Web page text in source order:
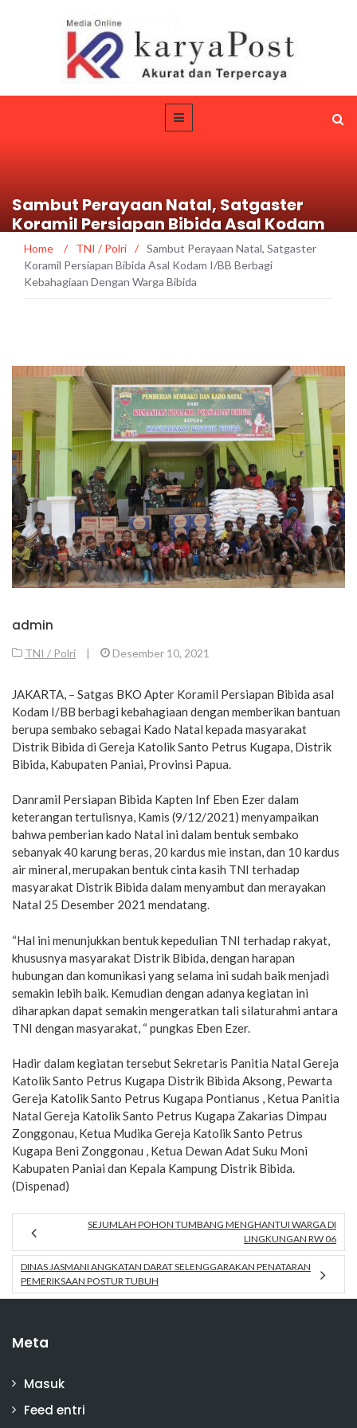
Sambut Perayaan Natal, Satgaster
Koramil Persiapan Bibida Asal Kodam
I/BB Berbagi Kebahagiaan Dengan
Warga Bibida
Home / TNI / Polri / Sambut Perayaan Natal, Satgaster
Koramil Persiapan Bibida Asal Kodam I/BB Berbagi
Kebahagiaan Dengan Warga Bibida
admin
TNI / Polri | Desember 10, 2021
JAKARTA, – Satgas BKO Apter Koramil Persiapan Bibida asal
Kodam I/BB berbagi kebahagiaan dengan memberikan bantuan
berupa sembako sebagai Kado Natal kepada masyarakat
Distrik Bibida di Gereja Katolik Santo Petrus Kugapa, Distrik
Bibida, Kabupaten Paniai, Provinsi Papua.
Danramil Persiapan Bibida Kapten Inf Eben Ezer dalam
keterangan tertulisnya, Kamis (9/12/2021) menyampaikan
bahwa pemberian kado Natal ini dalam bentuk sembako
sebanyak 40 karung beras, 20 kardus mie instan, dan 10 kardus
air mineral, merupakan bentuk cinta kasih TNI terhadap
masyarakat Distrik Bibida dalam menyambut dan merayakan
Natal 25 Desember 2021 mendatang.
“Hal ini menunjukkan bentuk kepedulian TNI terhadap rakyat,
khususnya masyarakat Distrik Bibida, dengan harapan
hubungan dan komunikasi yang selama ini sudah baik menjadi
semakin lebih baik. Kemudian dengan adanya kegiatan ini
diharapkan dapat semakin mengeratkan tali silaturahmi antara
TNI dengan masyarakat, “ pungkas Eben Ezer.
Hadir dalam kegiatan tersebut Sekretaris Panitia Natal Gereja
Katolik Santo Petrus Kugapa Distrik Bibida Aksong, Pewarta
Gereja Katolik Santo Petrus Kugapa Pontianus , Ketua Panitia
Natal Gereja Katolik Santo Petrus Kugapa Zakarias Dimpau
Zonggonau, Ketua Mudika Gereja Katolik Santo Petrus
Kugapa Beni Zonggonau , Ketua Dewan Adat Suku Moni
Kabupaten Paniai dan Kepala Kampung Distrik Bibida.
(Dispenad)
SEJUMLAH POHON TUMBANG MENGHANTUI WARGA DI
LINGKUNGAN RW 06
DINAS JASMANI ANGKATAN DARAT SELENGGARAKAN PENATARAN
PEMERIKSAAN POSTUR TUBUH
Meta
Masuk
Feed entri